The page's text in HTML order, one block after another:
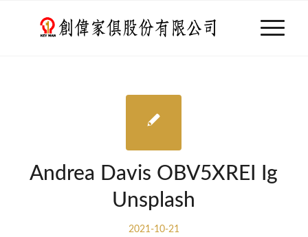
Andrea Davis OBV5XREI Ig
Unsplash
2021-10-21